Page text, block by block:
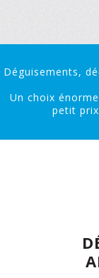
Déguisements,
Un choix
petit